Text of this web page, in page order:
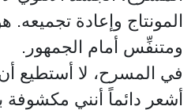
المونتاج وإعادة تجميعه.
ومتنفِّس أمام الجمهور.
في المسرح، لا أستطيع
أشعر دائماً أنني مكشوفة